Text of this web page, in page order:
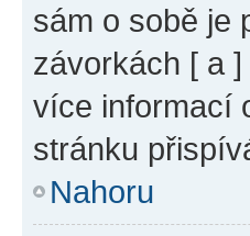
sám o sobě je
závorkách [ a
více informací
stránku
Nahoru